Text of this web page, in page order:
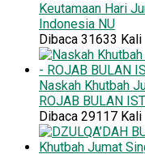
Keutamaan Hari
Indonesia NU
Dibaca 31633 Kali
Naskah Khutbah
ROJAB BULAN
Dibaca 29117 Kali